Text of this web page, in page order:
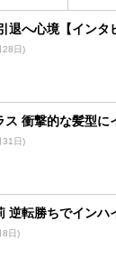
退へ心境【インタ
28日)
ス 衝撃的な髪型に
31日)
逆転勝ちでインハ
8日)